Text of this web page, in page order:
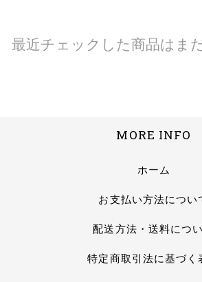
最近チェックした商品はま
MORE INFO
ホーム
お支払い方法につい
配送方法・送料につ
特定商取引法に基づく